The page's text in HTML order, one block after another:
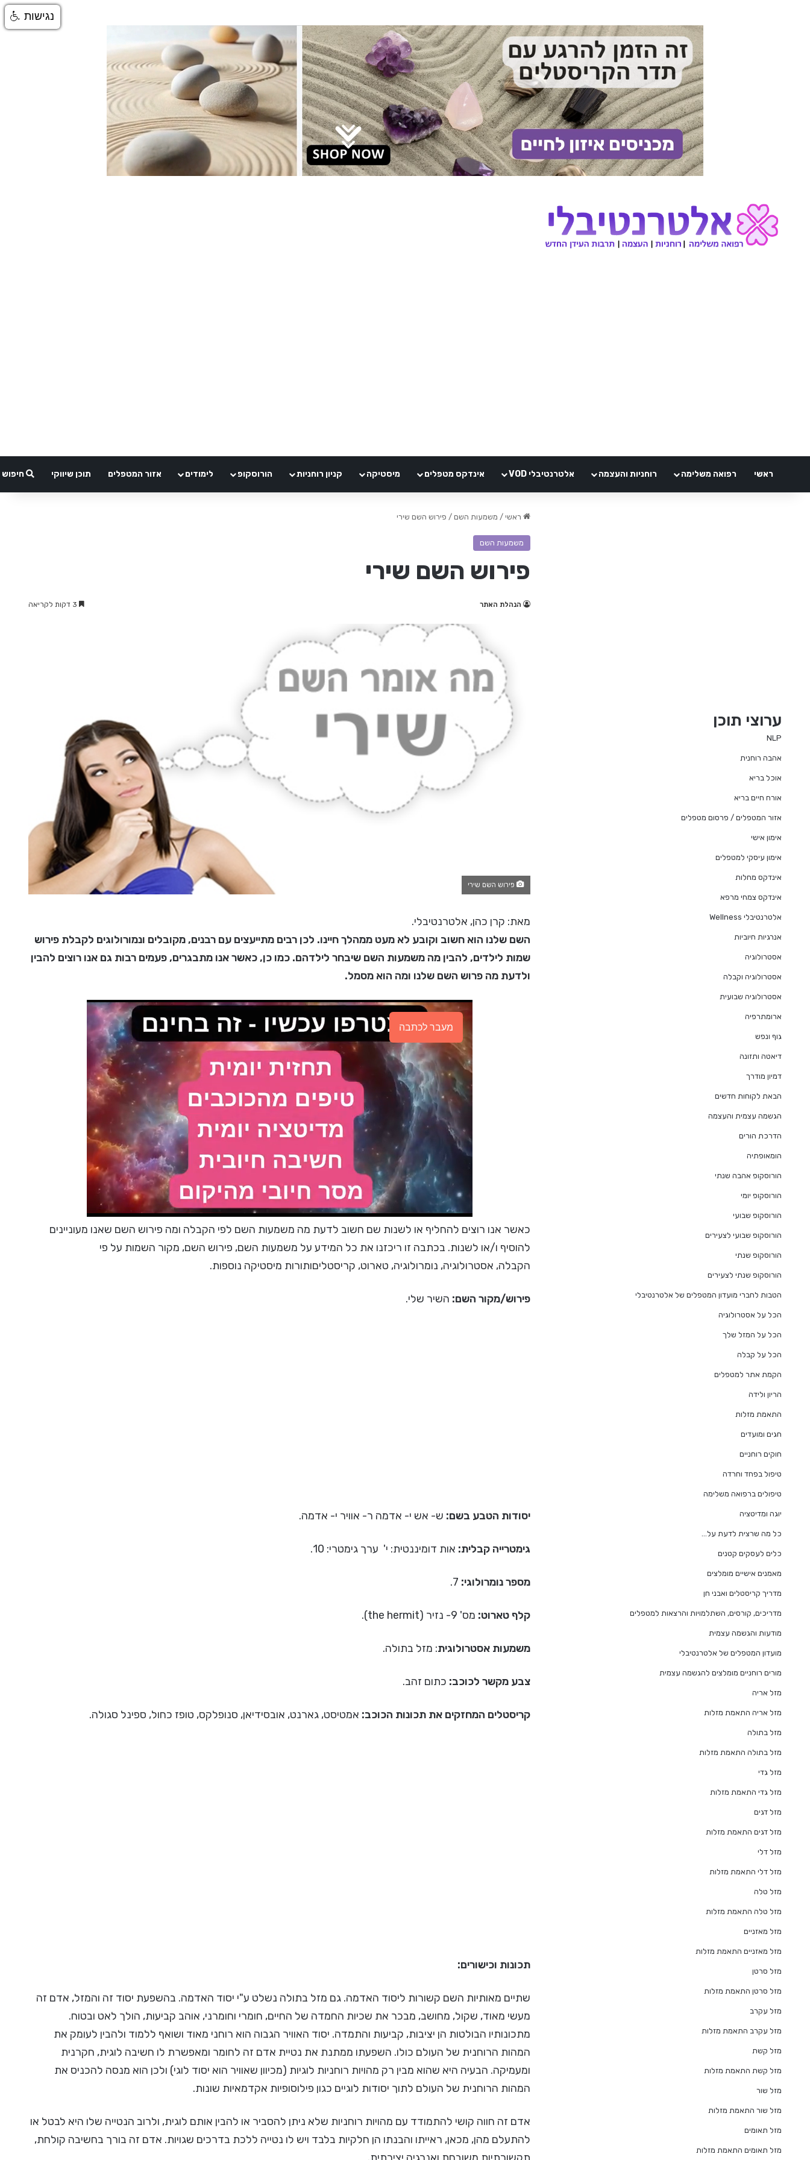
ראשי רפואה משלימה רוחניות והעצמה אלטרנטיבלי VOD אינדקס מטפלים מיסטיקה קניון רוחניות הורוסקופ לימודים אזור המטפלים תוכן שיווקי חיפוש
ראשי / משמעות השם / פירוש השם שירי
משמעות השם
פירוש השם שירי
הנהלת האתר
פירוש השם שירי
מאת: קרן כהן, אלטרנטיבלי.
השם שלנו הוא חשוב וקובע לא מעט ממהלך חיינו. לכן רבים מתייעצים עם רבנים, מקובלים ונמורולוגים לקבלת פירוש
שמות לילדים, להבין מה משמעות השם שיבחר לילדהם. כמו כן, כאשר אנו מתבגרים, פעמים רבות גם אנו רוצים להבין
ולדעת מה פרוש השם שלנו ומה הוא מסמל.
מעבר לכתבה
כאשר אנו רוצים להחליף או לשנות שם חשוב לדעת מה משמעות השם לפי הקבלה ומה פירוש השם שאנו מעוניינים
להוסיף ו/או לשנות. בכתבה זו ריכזנו את כל המידע על משמעות השם, פירוש השם, מקור השמות על פי
הקבלה, אסטרולוגיה, נומרולוגיה, טארוט, קריסטליםותורות מיסטיקה נוספות.
פירוש/מקור השם: השיר שלי.
יסודות הטבע בשם: ש- אש י- אדמה ר- אוויר י- אדמה.
גימטרייה קבלית: אות דומיננטית: י' ערך גימטרי: 10.
מספר נומרולוגי:
קלף טארוט: מס' 9- נזיר (the hermit).
משמעות אסטרולוגית: מזל בתולה.
צבע מקשר לכוכב: כתום זהב.
קריסטלים המחזקים את תכונות הכוכב: אמטיסט, גארנט, אובסידיאן, סנופלקס, טופז כחול, ספינל סגולה.
תכונות וכישורים:
שתיים מאותיות השם קשורות ליסוד האדמה. גם מזל בתולה נשלט ע"י יסוד האדמה. בהשפעת יסוד זה והמזל, אדם זה
מעשי מאוד, שקול, מחושב, מבכר את שכיות החמדה של החיים, חומרי וחומרני, אוהב קביעות, הולך לאט ובטוח.
מתכונותיו הבולטות הן יציבות, קביעות והתמדה. יסוד האוויר הגבוה הוא רוחני מאוד ושואף ללמוד ולהבין לעומק את
המהות הרוחנית של העולם כולו. השפעתו ממתנת את נטיית אדם זה לחומר ומאפשרת לו חשיבה לוגית, חקרנית
ומעמיקה. הבעיה היא שהוא מבין רק מהויות רוחניות לוגיות (מכיוון שאוויר הוא יסוד לוגי) ולכן הוא מנסה להכניס את
המהות הרוחנית של העולם לתוך יסודות לוגיים כגון פילוסופיות אקדמאיות שונות.
אדם זה חווה קושי להתמודד עם מהויות רוחניות שלא ניתן להסביר או להבין אותם לוגית, ולרוב הנטייה שלו היא לבטל או
להתעלם מהן, מכאן, ראייתו והבנתו הן חלקיות בלבד ויש לו נטייה ללכת בדרכים שגויות. אדם זה בורך בחשיבה קולחת,
ערוצי תוכן
NLP
אהבה רוחנית
אוכל בריא
אורח חיים בריא
אזור המטפלים / פרסום מטפלים
אימון אישי
אימון עיסקי למטפלים
אינדקס מחלות
אינדקס צמחי מרפא
אלטרנטיבלי Wellness
אנרגיות חיוביות
אסטרולוגיה
אסטרולוגיה וקבלה
אסטרולוגיה שבועית
ארומתרפיה
גוף ונפש
דיאטה ותזונה
דמיון מודרך
הבאת לקוחות חדשים
הגשמה עצמית והעצמה
הדרכת הורים
הומאופתיה
הורוסקופ אהבה שנתי
הורוסקופ יומי
הורוסקופ שבועי
הורוסקופ שבועי לצעירים
הורוסקופ שנתי
הורוסקופ שנתי לצעירים
הטבות לחברי מועדון המטפלים של אלטרנטיבלי
הכל על אסטרולוגיה
הכל על המזל שלך
הכל על קבלה
הקמת אתר למטפלים
הריון ולידה
התאמת מזלות
חגים ומועדים
חוקים רוחניים
טיפול בפחד וחרדה
טיפולים ברפואה משלימה
יוגה ומדיטציה
כל מה שרצית לדעת על…
כלים לעסקים קטנים
מאמנים אישיים מומלצים
מדריך קריסטלים ואבני חן
מדריכים, קורסים, השתלמויות והרצאות למטפלים
מודעות והגשמה עצמית
מועדון המטפלים של אלטרנטיבלי
מורים רוחניים מומלצים להגשמה עצמית
מזל אריה
מזל אריה התאמת מזלות
מזל בתולה
מזל בתולה התאמת מזלות
מזל גדי
מזל גדי התאמת מזלות
מזל דגים
מזל דגים התאמת מזלות
מזל דלי
מזל דלי התאמת מזלות
מזל טלה
מזל טלה התאמת מזלות
מזל מאזניים
מזל מאזניים התאמת מזלות
מזל סרטן
מזל סרטן התאמת מזלות
מזל עקרב
מזל עקרב התאמת מזלות
מזל קשת
מזל קשת התאמת מזלות
מזל שור
מזל שור התאמת מזלות
מזל תאומים
מזל תאומים התאמת מזלות
נגישות